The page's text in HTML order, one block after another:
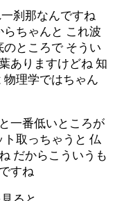
刹那なんですね
ちゃんと これ波
ところで そうい
ありますけどね 知
物理学ではちゃん
一番低いところが
ト取っちゃうと 仏
だからこういうも
すね